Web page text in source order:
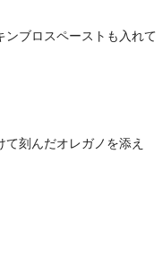
ブロスペーストも入れて
刻んだオレガノを添え